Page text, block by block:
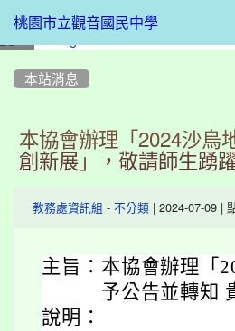
桃園市立觀音國民中學
本站消息
本協會辦理「2024沙烏
創新展」，敬請師生踴
教務處資訊組 - 不分類 | 2024-07-09 |
主旨： 本協會辦理「
予公告並轉知
說明：